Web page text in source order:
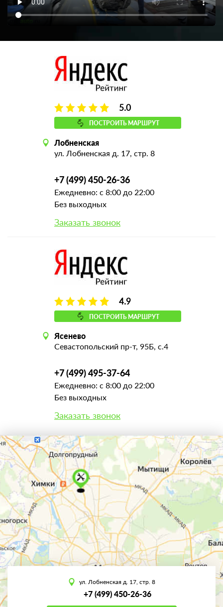
5.0
ПОСТРОИТЬ МАРШРУТ
Лобненская
ул. Лобненская д. 17, стр. 8
+7 (499) 450-26-36
Ежедневно: с 8:00 до 22:00
Без выходных
Заказать звонок
4.9
ПОСТРОИТЬ МАРШРУТ
Ясенево
Севастопольский пр-т, 95Б, с.4
+7 (499) 495-37-64
Ежедневно: с 8:00 до 22:00
Без выходных
Заказать звонок
ул. Лобненская д. 17, стр. 8
+7 (499) 450-26-36